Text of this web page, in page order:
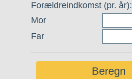
Forældreindkomst (pr. år):
Mor
Far